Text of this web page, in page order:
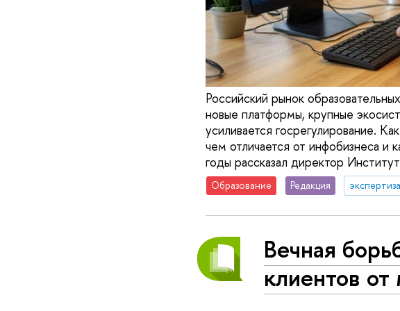
Российский рынок
новые платформы, крупные
усиливается госрегулирование.
чем отличается от инфобизнеса и
годы рассказал директор
Образование Редакция экспертиза
Вечная
клиентов